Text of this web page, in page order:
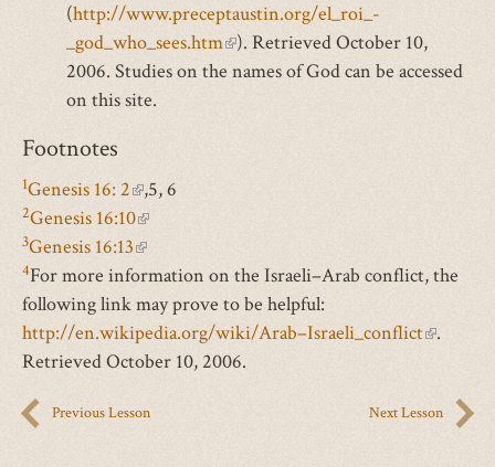
(http://www.preceptaustin.org/el_roi_-
_god_who_sees.htm
(link
is
). Retrieved October 10,
2006. Studies on the names of God can be accessed
on this site.
Footnotes
1Genesis 16: 2(link
is
external)
,5, 6
2Genesis 16:10(link
is
external)
3Genesis 16:13(link
is
external)
4For more information on the Israeli–Arab conflict, the
following link may prove to be helpful:
http://en.wikipedia.org/wiki/Arab–Israeli_conflict(link
.
Retrieved October 10, 2006.
Previous Lesson Next Lesson